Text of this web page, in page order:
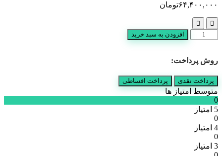
۶۴,۴۰۰,۰۰۰تومان
ویس
سلنا
افزودن به سبد خرید
روش پرداخت:
پرداخت نقدی پرداخت اقساطی
متوسط امتیاز ها
0
5 امتیاز
0
4 امتیاز
0
3 امتیاز